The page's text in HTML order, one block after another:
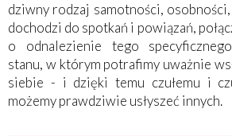
dziwny rodzaj samotności,
dochodzi do spotkań i powiązań,
o odnalezienie tego
stanu, w którym potrafimy uważnie
siebie - i dzięki temu czułemu i
możemy prawdziwie usłyszeć innych.